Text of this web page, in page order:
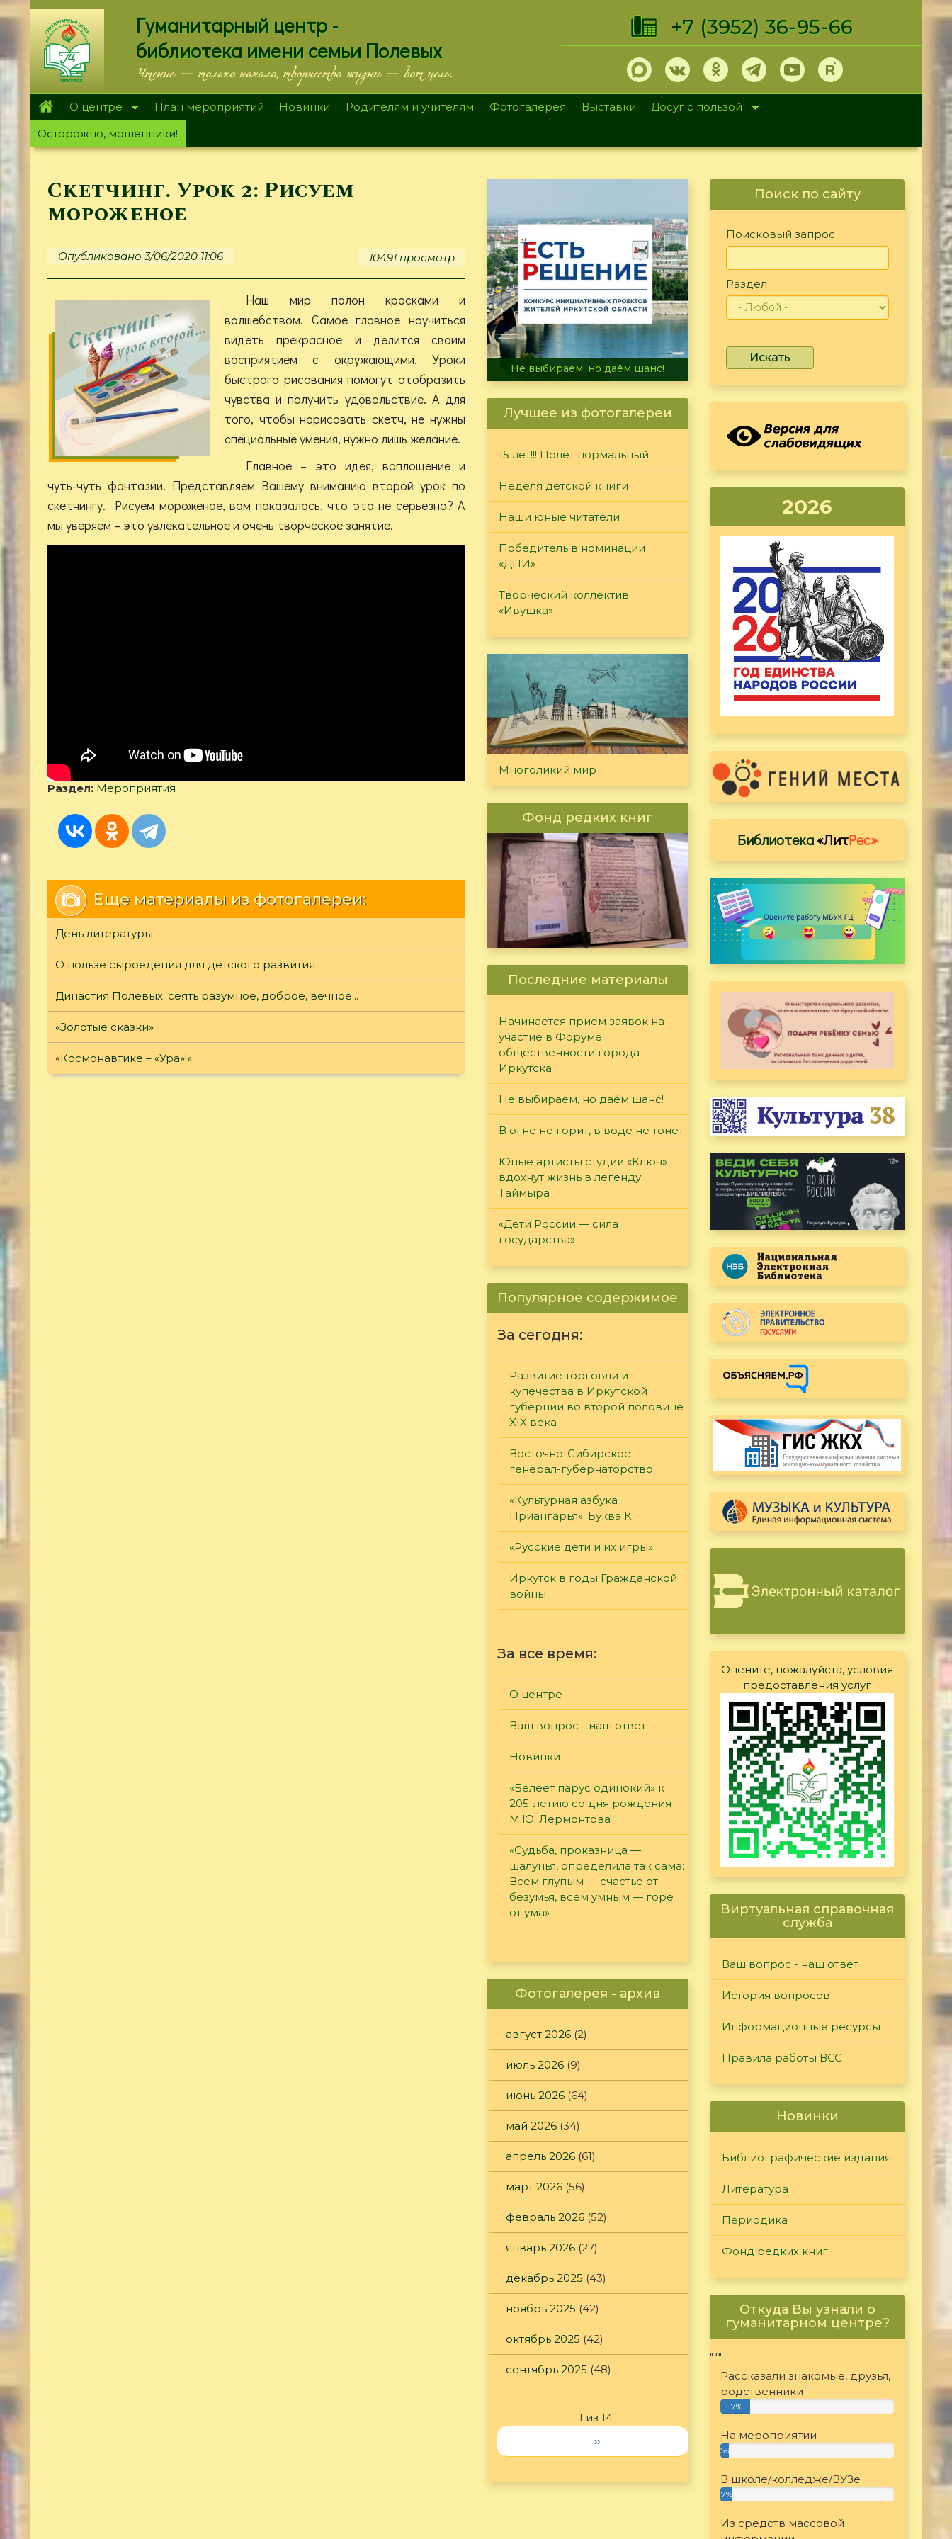
Перейти
к
основному
содержанию
Гуманитарный центр -
библиотека имени семьи Полевых
Чтение — только начало, творчество жизни — вот цель.
+7 (3952) 36-95-66
О центре План мероприятий Новинки Родителям и учителям Фотогалерея Выставки
Досуг с пользой
Осторожно, мошенники!
Скетчинг. Урок 2: Рисуем
мороженое
Опубликовано 3/06/2020 11:06 10491 просмотр
Наш мир полон красками и
волшебством. Самое главное научиться
видеть прекрасное и делится своим
восприятием с окружающими. Уроки
быстрого рисования помогут отобразить
чувства и получить удовольствие. А для
того, чтобы нарисовать скетч, не нужны
специальные умения, нужно лишь желание.
Главное – это идея, воплощение и
чуть-чуть фантазии. Представляем Вашему вниманию второй урок по
скетчингу. Рисуем мороженое, вам показалось, что это не серьезно? А
мы уверяем – это увлекательное и очень творческое занятие.
Раздел: Мероприятия
Еще материалы из фотогалереи:
День литературы
О пользе сыроедения для детского развития
Династия Полевых: сеять разумное, доброе, вечное...
«Золотые сказки»
«Космонавтике – «Ура»!»
В огне не горит, в воде не тонет
Лучшее из фотогалереи
15 лет!!! Полет нормальный
Неделя детской книги
Наши юные читатели
Победитель в номинации
«ДПИ»
Творческий коллектив
«Ивушка»
Многоликий мир
Фонд редких книг
Последние материалы
Начинается прием заявок на
участие в Форуме
общественности города
Иркутска
Не выбираем, но даём шанс!
В огне не горит, в воде не тонет
Юные артисты студии «Ключ»
вдохнут жизнь в легенду
Таймыра
«Дети России — сила
государства»
Популярное содержимое
За сегодня:
Развитие торговли и
купечества в Иркутской
губернии во второй половине
XIX века
Восточно-Сибирское
генерал-губернаторство
«Культурная азбука
Приангарья». Буква К
«Русские дети и их игры»
Иркутск в годы Гражданской
войны
За все время:
О центре
Ваш вопрос - наш ответ
Новинки
«Белеет парус одинокий» к
205-летию со дня рождения
М.Ю. Лермонтова
«Судьба, проказница —
шалунья, определила так сама:
Всем глупым — счастье от
безумья, всем умным — горе
от ума»
Фотогалерея - архив
август 2026 (2)
июль 2026 (9)
июнь 2026 (64)
май 2026 (34)
апрель 2026 (61)
март 2026 (56)
февраль 2026 (52)
январь 2026 (27)
декабрь 2025 (43)
ноябрь 2025 (42)
октябрь 2025 (42)
сентябрь 2025 (48)
1 из 14
››
Поиск по сайту
Поисковый запрос
Раздел
Искать
2026
Библиотека«ЛитРес»
Оцените, пожалуйста, условия
предоставления услуг
Виртуальная справочная
служба
Ваш вопрос - наш ответ
История вопросов
Информационные ресурсы
Правила работы ВСС
Новинки
Библиографические издания
Литература
Периодика
Фонд редких книг
Откуда Вы узнали о
гуманитарном центре?
"""
Рассказали знакомые, друзья,
родственники
17%
На мероприятии
5%
В школе/колледже/ВУЗе
7%
Из средств массовой